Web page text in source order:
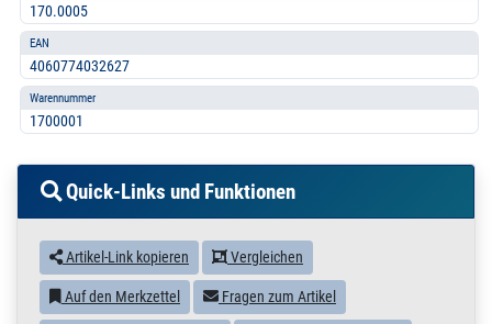
170.0005
EAN
4060774032627
Warennummer
1700001
Quick-Links und Funktionen
Artikel-Link kopieren Vergleichen
Auf den Merkzettel Fragen zum Artikel